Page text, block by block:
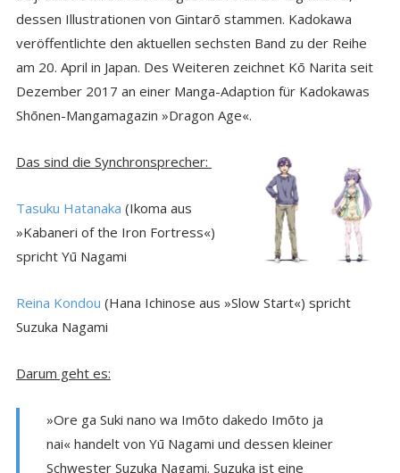
dessen Illustrationen von Gintarō stammen. Kadokawa
veröffentlichte den aktuellen sechsten Band zu der Reihe
am 20. April in Japan. Des Weiteren zeichnet Kō Narita seit
Dezember 2017 an einer Manga-Adaption für Kadokawas
Shōnen-Mangamagazin »Dragon Age«.
Das sind die Synchronsprecher:
Tasuku Hatanaka (Ikoma aus
»Kabaneri of the Iron Fortress«)
spricht Yū Nagami
Reina Kondou (Hana Ichinose aus »Slow Start«) spricht
Suzuka Nagami
Darum geht es:
»Ore ga Suki nano wa Imōto dakedo Imōto ja
nai« handelt von Yū Nagami und dessen kleiner
Schwester Suzuka Nagami. Suzuka ist eine